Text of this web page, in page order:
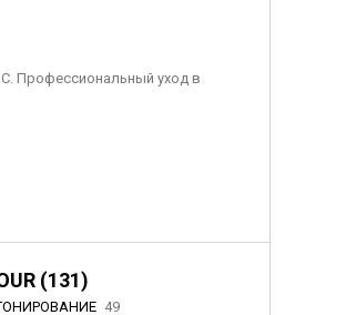
Профессиональный уход в
(131)
49